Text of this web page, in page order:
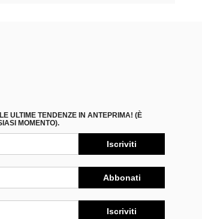
ULTIME TENDENZE IN ANTEPRIMA! (È
MOMENTO).
Iscriviti
Abbonati
Iscriviti